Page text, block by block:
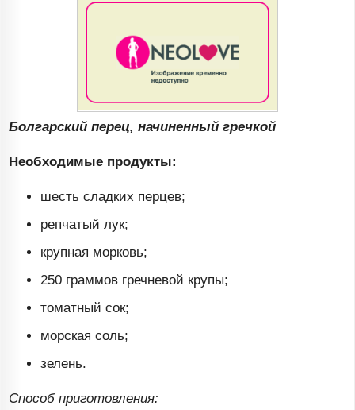
Болгарский перец, начиненный гречкой
Необходимые продукты:
шесть сладких перцев;
репчатый лук;
крупная морковь;
250 граммов гречневой крупы;
томатный сок;
морская соль;
зелень.
Способ приготовления: